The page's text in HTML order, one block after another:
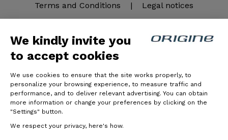
We kindly invite you
to accept cookies
We use cookies to ensure that the site works properly, to
personalize your browsing experience, to measure traffic and
performance, and to deliver relevant advertising. You can obtain
more information or change your preferences by clicking on the
"Settings" button.
We respect your privacy, here's how.
Terms and Conditions | Legal notices
© Origine Cycles